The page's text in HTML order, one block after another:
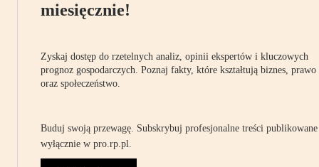
miesięcznie!
Zyskaj dostęp do rzetelnych analiz, opinii ekspertów i kluczowych
prognoz gospodarczych. Poznaj fakty, które kształtują biznes, prawo
oraz społeczeństwo.
Buduj swoją przewagę. Subskrybuj profesjonalne treści publikowane
wyłącznie w pro.rp.pl.